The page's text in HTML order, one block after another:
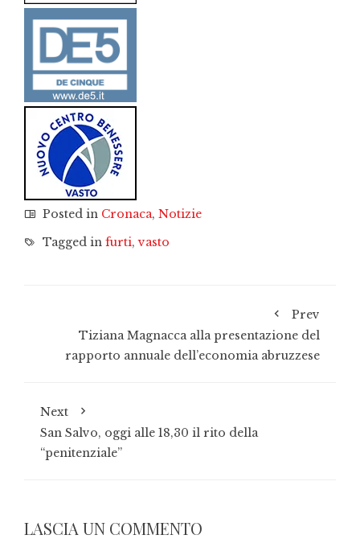
Posted in Cronaca, Notizie
Tagged in furti,vasto
Prev
Tiziana Magnacca alla presentazione del
rapporto annuale dell’economia abruzzese
Next
San Salvo, oggi alle 18,30 il rito della
“penitenziale”
LASCIA UN COMMENTO